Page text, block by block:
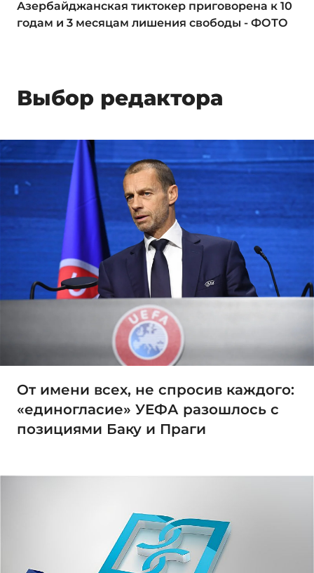
Азербайджанская тиктокер приговорена к 10
годам и 3 месяцам лишения свободы - ФОТО
Выбор редактора
От имени всех, не спросив каждого:
«единогласие» УЕФА разошлось с
позициями Баку и Праги